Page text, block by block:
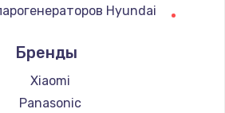
Заказать
Замена реле
1210 руб.
Заказать
Hyundai
DELTA
парогенераторов Silter
Chayka
Бренды
Xiaomi
Panasonic